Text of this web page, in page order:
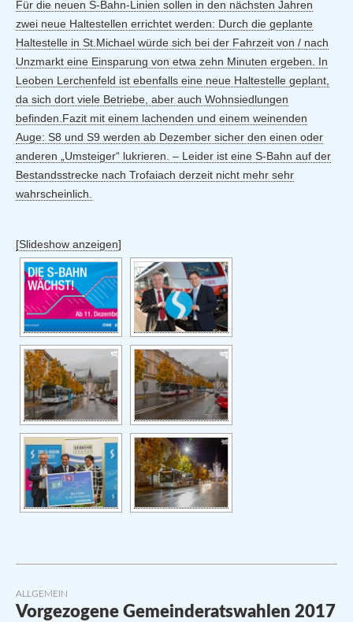
Für die neuen S-Bahn-Linien sollen in den nächsten Jahren
zwei neue Haltestellen errichtet werden: Durch die geplante
Haltestelle in St.Michael würde sich bei der Fahrzeit von / nach
Unzmarkt eine Einsparung von etwa zehn Minuten ergeben. In
Leoben Lerchenfeld ist ebenfalls eine neue Haltestelle geplant,
da sich dort viele Betriebe, aber auch Wohnsiedlungen
befinden.Fazit mit einem lachenden und einem weinenden
Auge: S8 und S9 werden ab Dezember sicher den einen oder
anderen „Umsteiger“ lukrieren. – Leider ist eine S-Bahn auf der
Bestandsstrecke nach Trofaiach derzeit nicht mehr sehr
wahrscheinlich.
[Slideshow anzeigen]
ALLGEMEIN
Vorgezogene Gemeinderatswahlen 2017